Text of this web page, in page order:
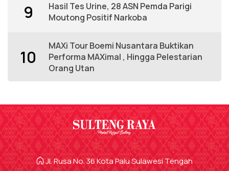
9
Hasil Tes Urine, 28 ASN Pemda Parigi
Moutong Positif Narkoba
10
MAXi Tour Boemi Nusantara Buktikan
Performa MAXimal , Hingga Pelestarian
Orang Utan
Jl. Rusa No. 36 Kota Palu Sulawesi Tengah